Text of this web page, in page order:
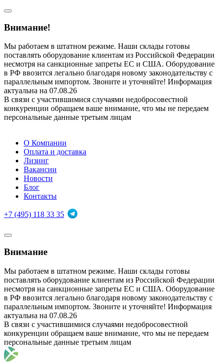
Внимание!
Мы работаем в штатном режиме. Наши склады готовы
поставлять оборудование клиентам из Российской Федерации
несмотря на санкционные запреты ЕС и США. Оборудование
в РФ ввозится легально благодаря новому законодательству с
параллельным импортом. Звоните и уточняйте! Информация
актуальна на 07.08.26
В связи с участившимися случаями недобросовестной
конкуренции обращаем ваше внимание, что мы не передаем
персональные данные третьим лицам
О Компании
Оплата и доставка
Лизинг
Вакансии
Новости
Блог
Контакты
+7 (495) 118 33 35
Внимание
Мы работаем в штатном режиме. Наши склады готовы
поставлять оборудование клиентам из Российской Федерации
несмотря на санкционные запреты ЕС и США. Оборудование
в РФ ввозится легально благодаря новому законодательству с
параллельным импортом. Звоните и уточняйте! Информация
актуальна на 07.08.26
В связи с участившимися случаями недобросовестной
конкуренции обращаем ваше внимание, что мы не передаем
персональные данные третьим лицам